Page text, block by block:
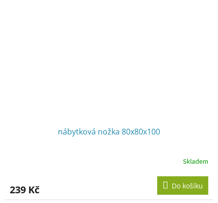
nábytková nožka 80x80x100
Skladem
239 Kč Do košíku